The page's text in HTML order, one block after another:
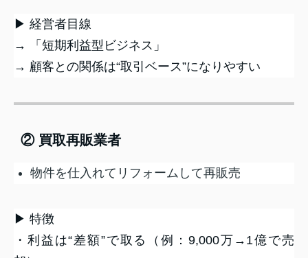
▶ 経営者目線
→ 「短期利益型ビジネス」
→ 顧客との関係は“取引ベース”になりやすい
② 買取再販業者
物件を仕入れてリフォームして再販売
▶ 特徴
・利益は“差額”で取る（例：9,000万→1億で売